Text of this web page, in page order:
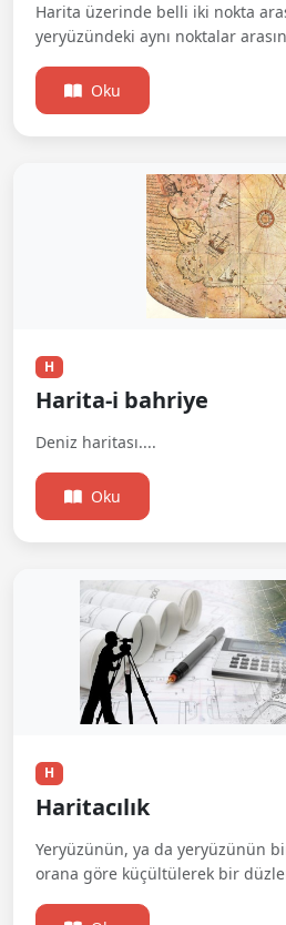
Harita üzerinde belli iki nokta
yeryüzündeki aynı noktalar
Oku
H
Harita-i bahriye
Deniz haritası....
Oku
H
Haritacılık
Yeryüzünün, ya da yeryüzünün
orana göre küçültülerek bir